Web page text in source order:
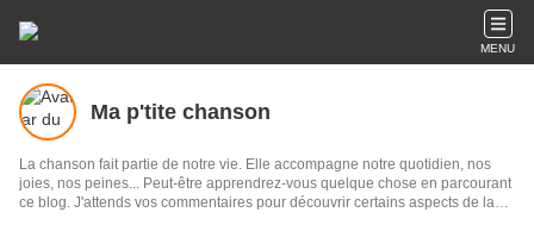
MENU
Ma p'tite chanson
La chanson fait partie de notre vie. Elle accompagne notre quotidien, nos
joies, nos peines... Peut-être apprendrez-vous quelque chose en parcourant
ce blog. J'attends vos commentaires pour découvrir certains aspects de la